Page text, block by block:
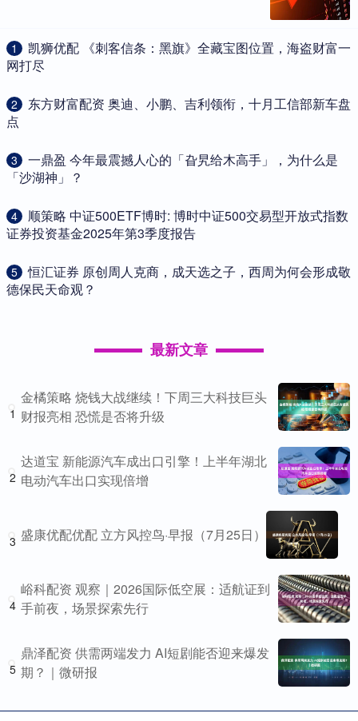
1
​凯狮优配 《刺客信条：黑旗》全藏宝图位置，海盗财富一
网打尽
2
​东方财富配资 奥迪、小鹏、吉利领衔，十月工信部新车盘
点
3
​一鼎盈 今年最震撼人心的「旮旯给木高手」，为什么是
「沙湖神」？
4
​顺策略 中证500ETF博时: 博时中证500交易型开放式指数
证券投资基金2025年第3季度报告
5
​恒汇证券 原创周人克商，成天选之子，西周为何会形成敬
德保民天命观？
最新文章
1
金橘策略 烧钱大战继续！下周三大科技巨头
财报亮相 恐慌是否将升级
2
达道宝 新能源汽车成出口引擎！上半年湖北
电动汽车出口实现倍增
3 盛康优配优配 立方风控鸟·早报（7月25日）
4
峪科配资 观察｜2026国际低空展：适航证到
手前夜，场景探索先行
5
鼎泽配资 供需两端发力 AI短剧能否迎来爆发
期？｜微研报